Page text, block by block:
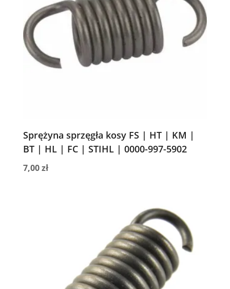
Sprężyna sprzęgła kosy FS | HT | KM |
BT | HL | FC | STIHL | 0000-997-5902
7,00zł